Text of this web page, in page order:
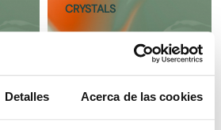
Detalles Acerca de las cookies
CRYSTALS